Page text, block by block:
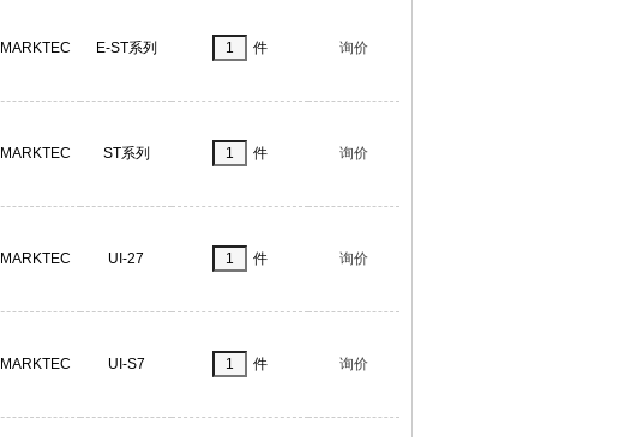
MARKTEC E-ST系列 件 询价
MARKTEC ST系列 件 询价
MARKTEC UI-27 件 询价
MARKTEC UI-S7 件 询价